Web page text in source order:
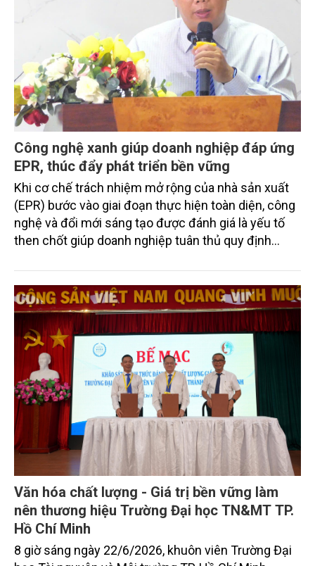
Công nghệ xanh giúp doanh nghiệp đáp ứng
EPR, thúc đẩy phát triển bền vững
Khi cơ chế trách nhiệm mở rộng của nhà sản xuất
(EPR) bước vào giai đoạn thực hiện toàn diện, công
nghệ và đổi mới sáng tạo được đánh giá là yếu tố
then chốt giúp doanh nghiệp tuân thủ quy định
đổi sang mô hình kinh tế tuần hoàn và phát triển
bền vững.
Văn hóa chất lượng - Giá trị bền vững làm
nên thương hiệu Trường Đại học TN&MT TP.
Hồ Chí Minh
8 giờ sáng ngày 22/6/2026, khuôn viên Trường Đại